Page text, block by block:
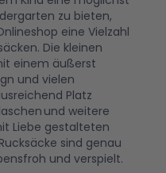
zu bieten,
eine Vielzahl
Die kleinen
einem äußerst
und vielen
Platz
und weitere
Liebe gestalteten
sind genau
und verspielt.